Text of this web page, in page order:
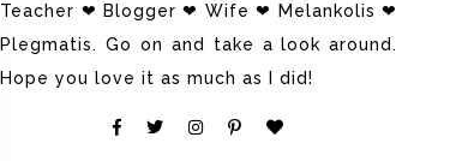
Teacher ❤ Blogger ❤ Wife ❤ Melankolis ❤
Plegmatis. Go on and take a look around.
Hope you love it as much as I did!